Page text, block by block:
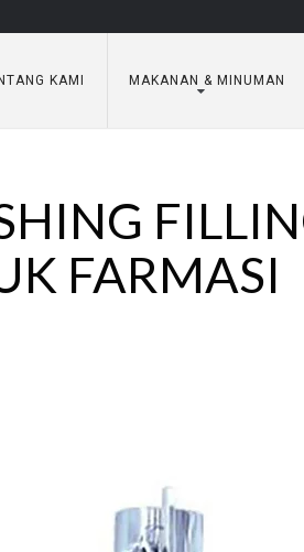
KAMI MAKANAN & MINUMAN
FARMASI